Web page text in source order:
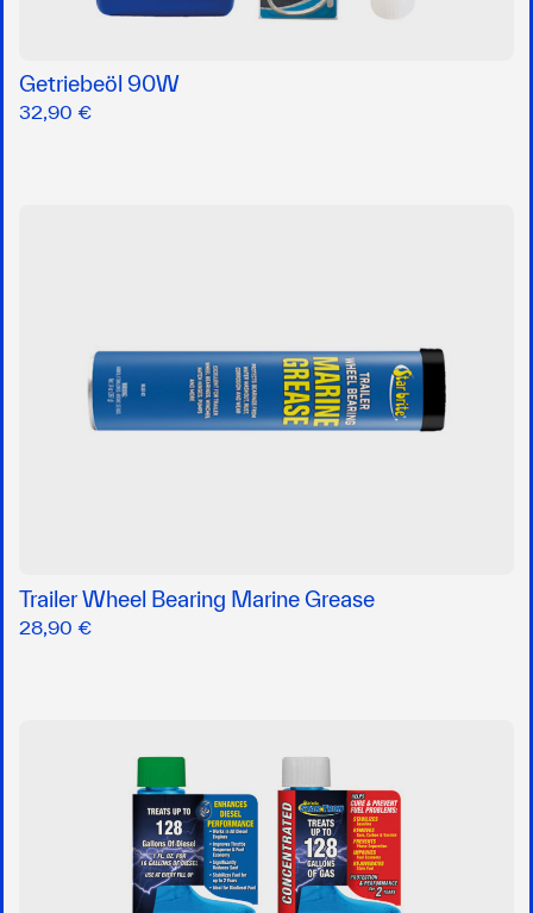
Getriebeöl 90W
32,90 €
Trailer Wheel Bearing Marine Grease
28,90 €